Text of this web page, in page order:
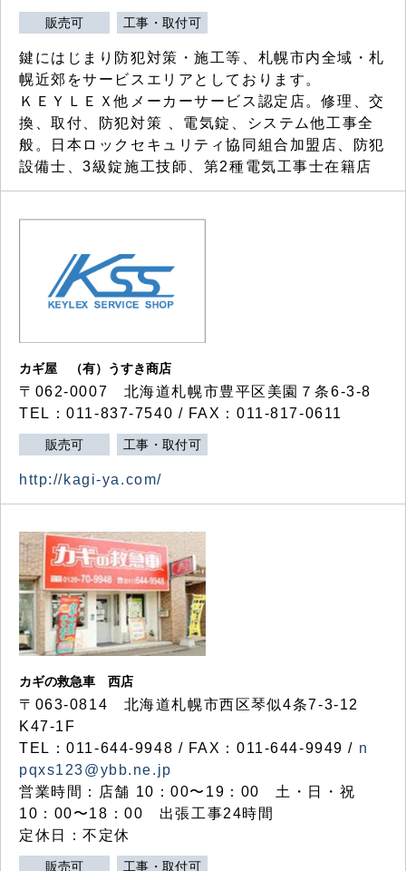
販売可 工事・取付可
鍵にはじまり防犯対策・施工等、札幌市内全域・札
幌近郊をサービスエリアとしております。
ＫＥＹＬＥＸ他メーカーサービス認定店。修理、交
換、取付、防犯対策 、電気錠、システム他工事全
般。日本ロックセキュリティ協同組合加盟店、防犯
設備士、3級錠施工技師、第2種電気工事士在籍店
カギ屋 （有）うすき商店
〒062-0007 北海道札幌市豊平区美園７条6-3-8
TEL：011-837-7540 / FAX：011-817-0611
販売可 工事・取付可
http://kagi-ya.com/
カギの救急車 西店
〒063-0814 北海道札幌市西区琴似4条7-3-12
K47-1F
TEL：011-644-9948 / FAX：011-644-9949 / n
pqxs123@ybb.ne.jp
営業時間：店舗 10：00〜19：00 土・日・祝
10：00〜18：00 出張工事24時間
定休日：不定休
販売可 工事・取付可